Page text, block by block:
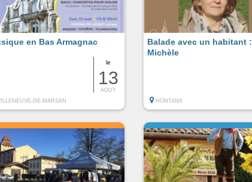
le
13
AOUT
en Bas Armagnac
DE-MARSAN
Balade avec un habitant :
Michèle
HONTANX